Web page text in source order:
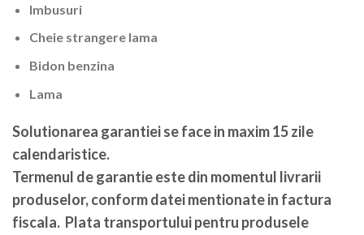
Imbusuri
Cheie strangere lama
Bidon benzina
Lama
Solutionarea garantiei se face in maxim 15 zile
calendaristice.
Termenul de garantie este din momentul livrarii
produselor, conform datei mentionate in factura
fiscala. Plata transportului pentru produsele